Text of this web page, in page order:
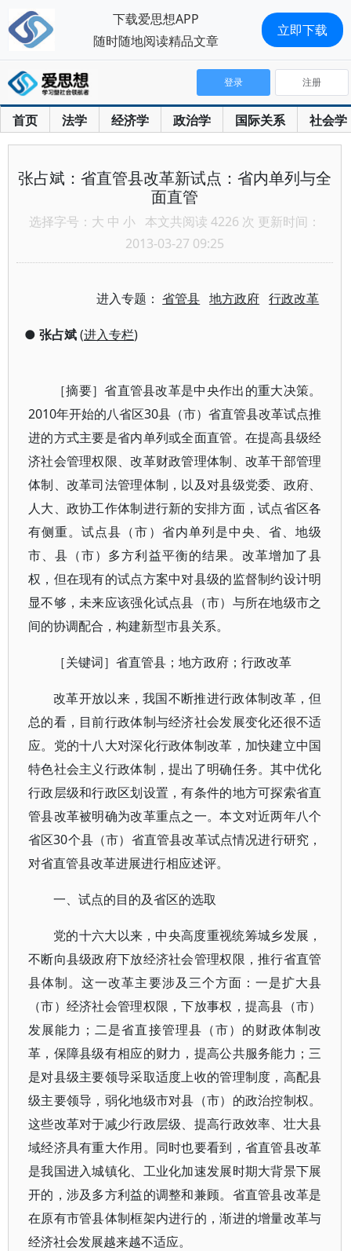
首页 法学 经济学 政治学 国际关系 社会学
登录 注册
张占斌：省直管县改革新试点：省内单列与全
面直管
选择字号： 大 中 小 本文共阅读 4226 次 更新时间：
2013-03-27 09:25
进入专题：省管县 地方政府 行政改革
● 张占斌(进入专栏)
［摘要］省直管县改革是中央作出的重大决策。
2010年开始的八省区30县（市）省直管县改革试点推
进的方式主要是省内单列或全面直管。在提高县级经
济社会管理权限、改革财政管理体制、改革干部管理
体制、改革司法管理体制，以及对县级党委、政府、
人大、政协工作体制进行新的安排方面，试点省区各
有侧重。试点县（市）省内单列是中央、省、地级
市、县（市）多方利益平衡的结果。改革增加了县
权，但在现有的试点方案中对县级的监督制约设计明
显不够，未来应该强化试点县（市）与所在地级市之
间的协调配合，构建新型市县关系。
［关键词］省直管县；地方政府；行政改革
改革开放以来，我国不断推进行政体制改革，但
总的看，目前行政体制与经济社会发展变化还很不适
应。党的十八大对深化行政体制改革，加快建立中国
特色社会主义行政体制，提出了明确任务。其中优化
行政层级和行政区划设置，有条件的地方可探索省直
管县改革被明确为改革重点之一。本文对近两年八个
省区30个县（市）省直管县改革试点情况进行研究，
对省直管县改革进展进行相应述评。
一、试点的目的及省区的选取
党的十六大以来，中央高度重视统筹城乡发展，
不断向县级政府下放经济社会管理权限，推行省直管
县体制。这一改革主要涉及三个方面：一是扩大县
（市）经济社会管理权限，下放事权，提高县（市）
发展能力；二是省直接管理县（市）的财政体制改
革，保障县级有相应的财力，提高公共服务能力；三
是对县级主要领导采取适度上收的管理制度，高配县
级主要领导，弱化地级市对县（市）的政治控制权。
这些改革对于减少行政层级、提高行政效率、壮大县
域经济具有重大作用。同时也要看到，省直管县改革
是我国进入城镇化、工业化加速发展时期大背景下展
开的，涉及多方利益的调整和兼顾。省直管县改革是
在原有市管县体制框架内进行的，渐进的增量改革与
经济社会发展越来越不适应。
下载爱思想APP
随时随地阅读精品文章
立即下载